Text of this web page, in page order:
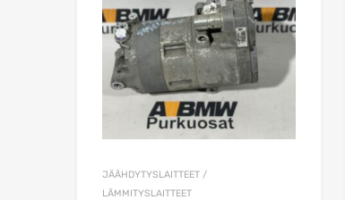
JÄÄHDYTYSLAITTEET /
LÄMMITYSLAITTEET